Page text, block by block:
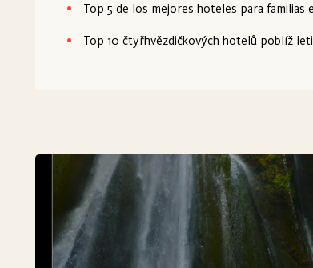
Top 5 de los mejores hoteles para familias
Top 10 čtyřhvězdičkových hotelů poblíž